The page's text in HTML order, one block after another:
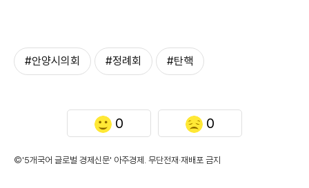
#안양시의회 #정례회 #탄핵
0 0
©'5개국어 글로벌 경제신문' 아주경제. 무단전재·재배포 금지